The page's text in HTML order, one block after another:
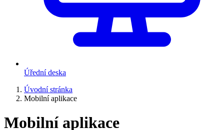
Úřední deska
Úvodní stránka
Mobilní aplikace
Mobilní aplikace